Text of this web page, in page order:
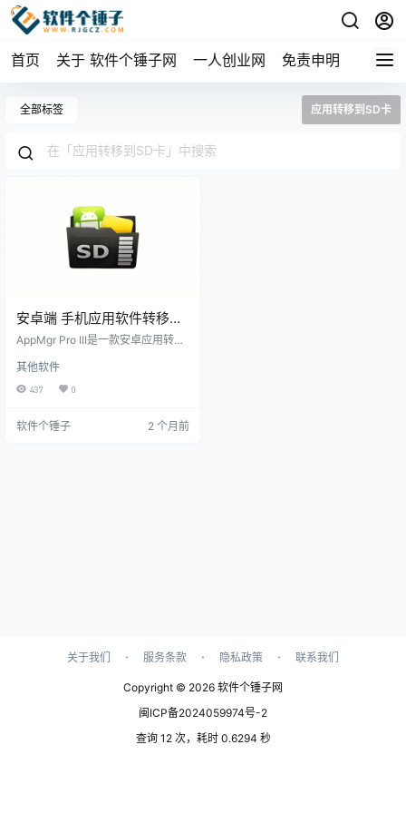
首页 关于 软件个锤子网 一人创业网 免责申明
全部标签 应用转移到SD卡
安卓端 手机应用软件转移到
内存卡 AppMgr Pro III v6.14
子 | R5029
AppMgr Pro III是一款安卓应用转移
内存卡、冻结应用、隐藏系统应
用、批量清除缓存等，帮助解决手
空间总不够用？你肯定经历过 手机
其他软件
437 0
软件个锤子 2 个月前
关于我们 · 服务条款 · 隐私政策 · 联系我们
Copyright © 2026 软件个锤子网
闽ICP备2024059974号-2
查询 12 次，耗时 0.6294 秒